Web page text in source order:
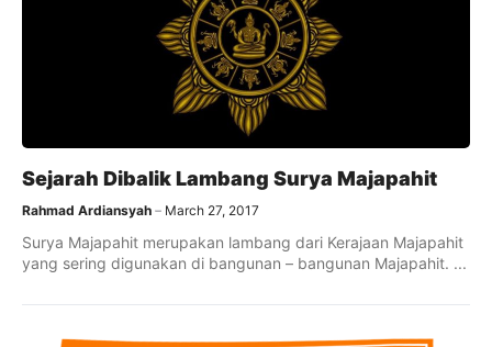
Sejarah Dibalik Lambang Surya Majapahit
Rahmad Ardiansyah March 27, 2017
Surya Majapahit merupakan lambang dari Kerajaan Majapahit
yang sering digunakan di bangunan – bangunan Majapahit. ...